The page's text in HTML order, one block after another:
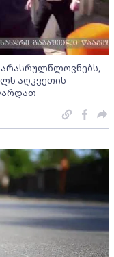
არასრულწლოვნებს,
აღკვეთის